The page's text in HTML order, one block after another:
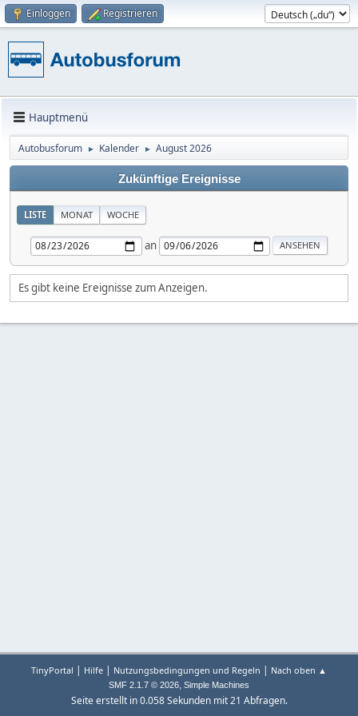
Einloggen Registrieren
Hauptmenü
Autobusforum ► Kalender ► August 2026
Zukünftige Ereignisse
LISTE MONAT WOCHE
an
Es gibt keine Ereignisse zum Anzeigen.
TinyPortal | Hilfe | Nutzungsbedingungen und Regeln | Nach oben ▲
SMF 2.1.7 © 2026, Simple Machines
Seite erstellt in 0.058 Sekunden mit 21 Abfragen.